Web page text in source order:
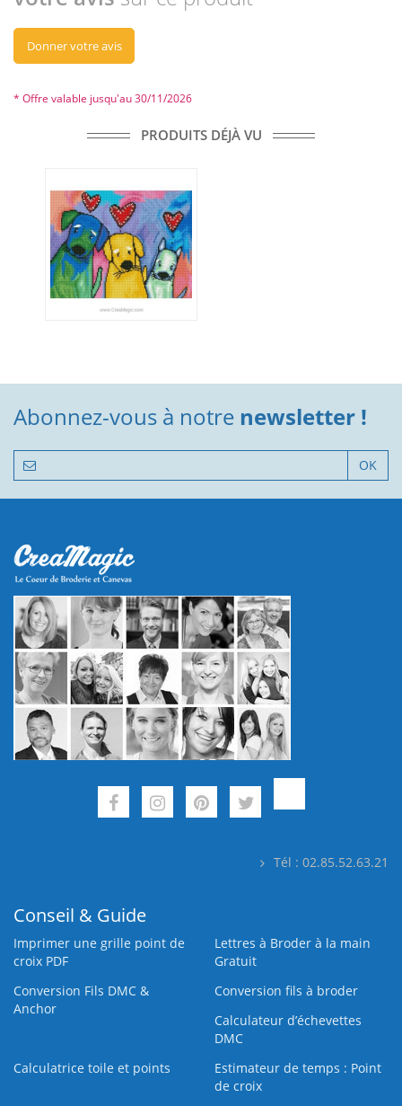
Donner votre avis
* Offre valable jusqu'au 30/11/2026
PRODUITS DÉJÀ VU
Abonnez-vous à notre newsletter !
OK
Tél : 02.85.52.63.21
Conseil & Guide
Imprimer une grille point de
croix PDF
Lettres à Broder à la main
Gratuit
Conversion Fils DMC &
Anchor
Conversion fils à broder
Calculateur d’échevettes
DMC
Calculatrice toile et points
Estimateur de temps : Point
de croix